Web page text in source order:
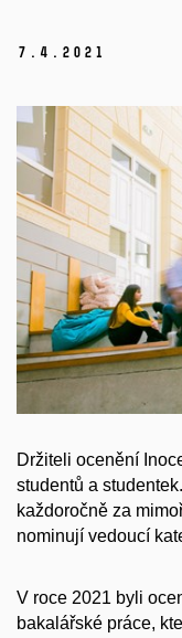
7. 4. 2021
Držiteli ocenění
studentů a
každoročně za
nominují vedoucí
V roce 2021 byli
bakalářské práce,